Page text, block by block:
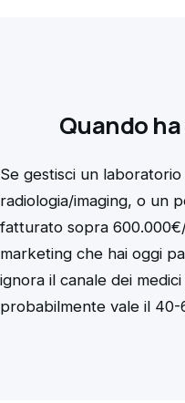
Quando
Se gestisci un
radiologia/imaging, o un
fatturato sopra
marketing che hai oggi
ignora il canale dei
probabilmente vale il